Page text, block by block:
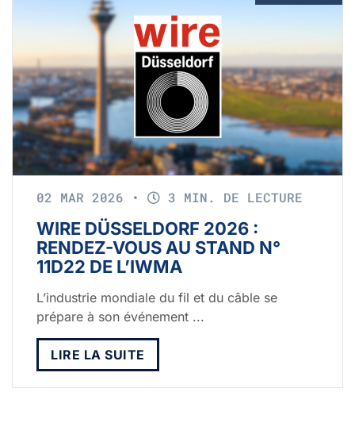
02 MAR 2026 • 3 MIN. DE LECTURE
WIRE DÜSSELDORF 2026 :
RENDEZ-VOUS AU STAND N°
11D22 DE L’IWMA
L’industrie mondiale du fil et du câble se
prépare à son événement ...
LIRE LA SUITE